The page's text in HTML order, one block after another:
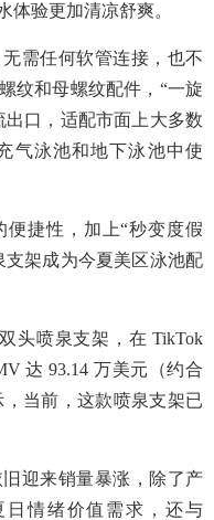
体验更加清凉舒爽。
需任何软管连接，也不
纹和母螺纹配件，“一旋
口，适配市面上大多数
气泳池和地下泳池中使
便捷性，加上“秒变度假
支架成为今夏美区泳池配
头喷泉支架，在 TikTok
达 93.14 万美元（约合
，当前，这款喷泉支架已
迎来销量暴涨，除了产
情绪价值需求，还与